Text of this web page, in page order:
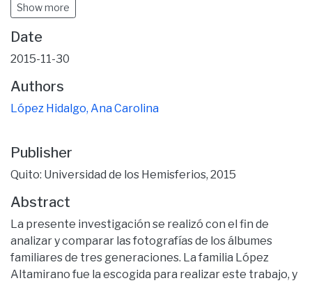
Show more
Date
2015-11-30
Authors
López Hidalgo, Ana Carolina
Publisher
Quito: Universidad de los Hemisferios, 2015
Abstract
La presente investigación se realizó con el fin de
analizar y comparar las fotografías de los álbumes
familiares de tres generaciones. La familia López
Altamirano fue la escogida para realizar este trabajo, y